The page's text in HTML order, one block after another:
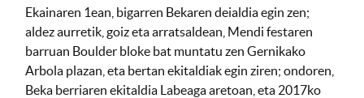
Ekainaren 1ean, bigarren Bekaren deialdia egin zen;
aldez aurretik, goiz eta arratsaldean, Mendi festaren
barruan Boulder bloke bat muntatu zen Gernikako
Arbola plazan, eta bertan ekitaldiak egin ziren; ondoren,
Beka berriaren ekitaldia Labeaga aretoan, eta 2017ko